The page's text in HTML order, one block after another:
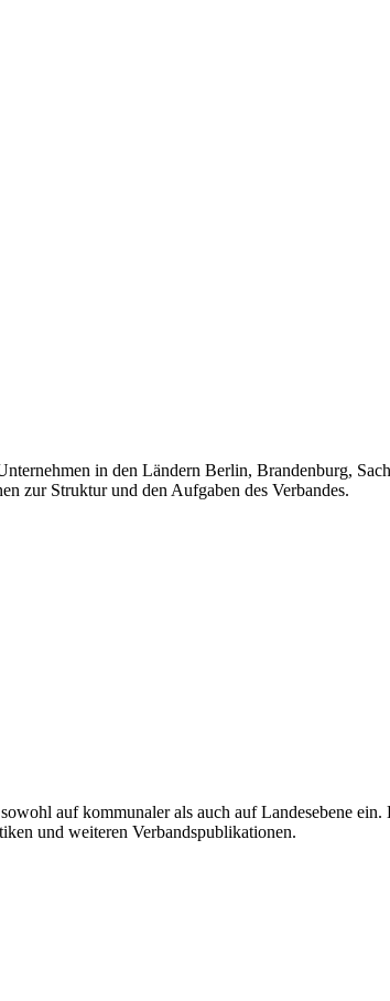
in den Ländern Berlin, Brandenburg,
zur Struktur und den Aufgaben des Verbandes.
auf kommunaler als auch auf Landesebene
und weiteren Verbandspublikationen.